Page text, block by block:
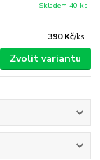
390 Kč/ks
Skladem 40 ks
Zvolit variantu